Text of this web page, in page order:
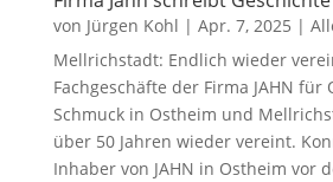
von Jürgen Kohl | Apr. 7, 2025 |
Mellrichstadt: Endlich wieder
Fachgeschäfte der Firma JAHN für
Schmuck in Ostheim und
über 50 Jahren wieder vereint.
Inhaber von JAHN in Ostheim vor